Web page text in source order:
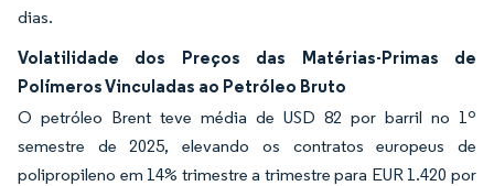
dias.
Volatilidade dos Preços das Matérias-Primas de
Polímeros Vinculadas ao Petróleo Bruto
O petróleo Brent teve média de USD 82 por barril no 1º
semestre de 2025, elevando os contratos europeus de
polipropileno em 14% trimestre a trimestre para EUR 1.420 por